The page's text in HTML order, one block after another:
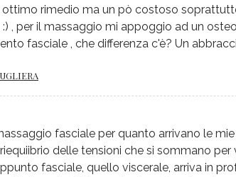
rimedio ma un pò costoso
, per il massaggio mi appoggio ad un
fasciale , che differenza c'è? Un
fasciale per quanto arrivano le
delle tensioni che si sommano per
fasciale, quello viscerale, arriva in